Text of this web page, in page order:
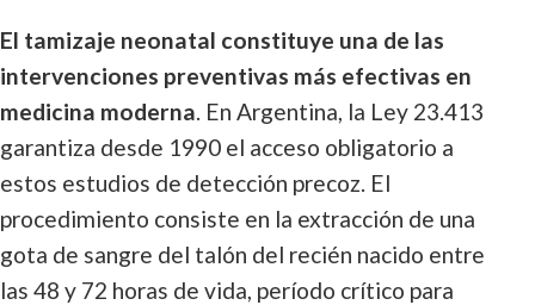
El tamizaje neonatal constituye una de las
intervenciones preventivas más efectivas en
medicina moderna. En Argentina, la Ley 23.413
garantiza desde 1990 el acceso obligatorio a
estos estudios de detección precoz. El
procedimiento consiste en la extracción de una
gota de sangre del talón del recién nacido entre
las 48 y 72 horas de vida, período crítico para